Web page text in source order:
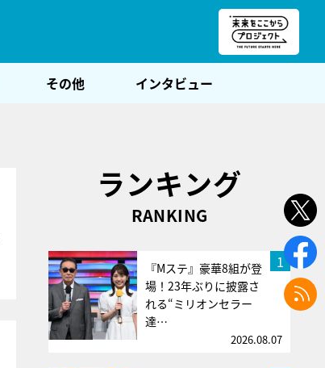
その他 インタビュー
ランキング
RANKING
1
『Mステ』豪華8組が登
場！23年ぶりに披露さ
れる“ミリオンセラー
達…
2026.08.07